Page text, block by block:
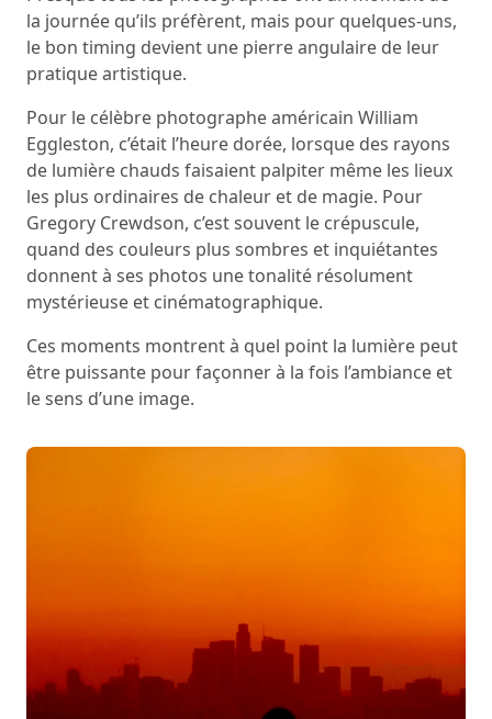
la journée qu’ils préfèrent, mais pour quelques-uns,
le bon timing devient une pierre angulaire de leur
pratique artistique.
Pour le célèbre photographe américain William
Eggleston, c’était l’heure dorée, lorsque des rayons
de lumière chauds faisaient palpiter même les lieux
les plus ordinaires de chaleur et de magie. Pour
Gregory Crewdson, c’est souvent le crépuscule,
quand des couleurs plus sombres et inquiétantes
donnent à ses photos une tonalité résolument
mystérieuse et cinématographique.
Ces moments montrent à quel point la lumière peut
être puissante pour façonner à la fois l’ambiance et
le sens d’une image.